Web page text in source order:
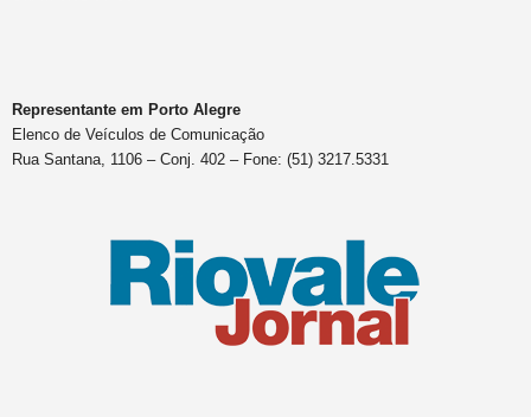
Representante em Porto Alegre
Elenco de Veículos de Comunicação
Rua Santana, 1106 – Conj. 402 – Fone: (51) 3217.5331